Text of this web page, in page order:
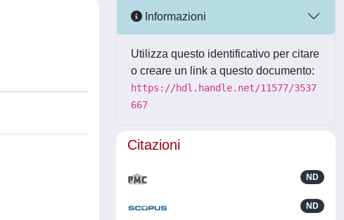
Informazioni
Utilizza questo identificativo per citare
o creare un link a questo documento:
https://hdl.handle.net/11577/3537
667
Citazioni
ND
ND